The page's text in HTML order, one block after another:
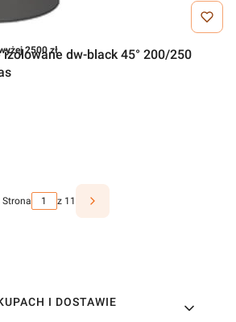
2500 zł
dw-black 45° 200/250
Strona z 11
I DOSTAWIE